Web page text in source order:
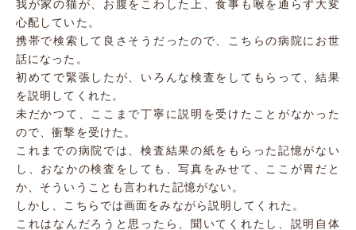
我が家の猫が、お腹をこわした上、食事も喉を通らず大変
心配していた。
携帯で検索して良さそうだったので、こちらの病院にお世
話になった。
初めてで緊張したが、いろんな検査をしてもらって、結果
を説明してくれた。
未だかつて、ここまで丁寧に説明を受けたことがなかった
ので、衝撃を受けた。
これまでの病院では、検査結果の紙をもらった記憶がない
し、おなかの検査をしても、写真をみせて、ここが胃だと
か、そういうことも言われた記憶がない。
しかし、こちらでは画面をみながら説明してくれた。
これはなんだろうと思ったら、聞いてくれたし、説明自体